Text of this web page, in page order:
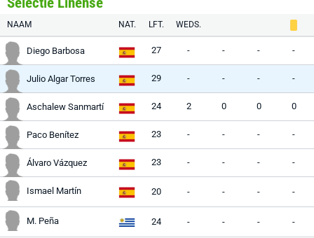
NAAM NAT. LFT. WEDS.
Diego Barbosa 27 - - - -
Julio Algar Torres 29 - - - -
Aschalew Sanmartí 24 2 0 0 0
Paco Benítez 23 - - - -
Álvaro Vázquez 23 - - - -
Ismael Martín 20 - - - -
M. Peña 24 - - - -